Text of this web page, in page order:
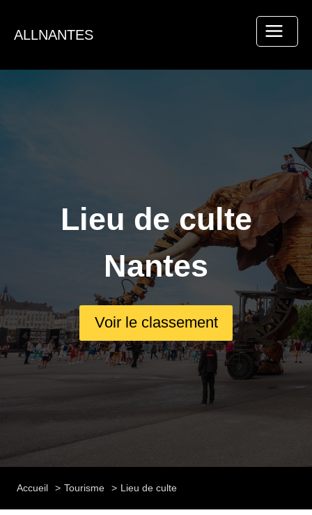
contenu
ALLNANTES
Lieu de culte
Nantes
Voir le classement
Accueil Tourisme Lieu de culte